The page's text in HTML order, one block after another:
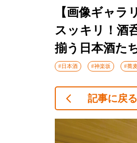
【画像ギャ
スッキリ！酒
揃う日本酒た
#日本酒 #神楽坂 #蕎
記事に戻る